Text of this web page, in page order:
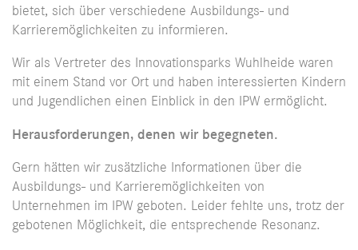
bietet, sich über verschiedene Ausbildungs- und
Karrieremöglichkeiten zu informieren.
Wir als Vertreter des Innovationsparks Wuhlheide waren
mit einem Stand vor Ort und haben interessierten Kindern
und Jugendlichen einen Einblick in den IPW ermöglicht.
Herausforderungen, denen wir begegneten.
Gern hätten wir zusätzliche Informationen über die
Ausbildungs- und Karrieremöglichkeiten von
Unternehmen im IPW geboten. Leider fehlte uns, trotz der
gebotenen Möglichkeit, die entsprechende Resonanz.